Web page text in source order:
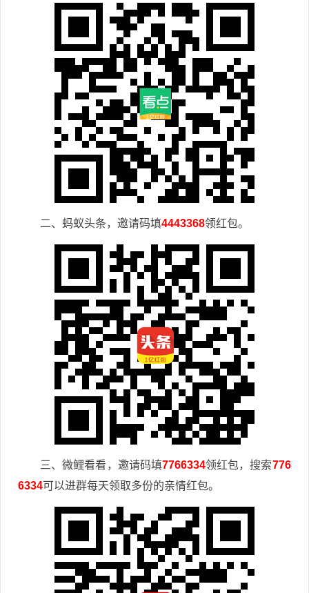
二、蚂蚁头条，邀请码填4443368领红包。
三、微鲤看看，邀请码填7766334领红包，搜索776
6334可以进群每天领取多份的亲情红包。